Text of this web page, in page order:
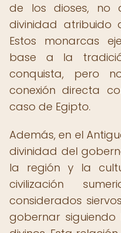
de los dioses, no
divinidad atribuido
Estos monarcas
base a la
conquista, pero
conexión directa
caso de Egipto.
Además, en el
divinidad del
la región y la
civilización
considerados
gobernar siguiendo